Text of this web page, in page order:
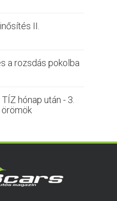
II.
a rozsdás pokolba
hónap után - 3.
örömök